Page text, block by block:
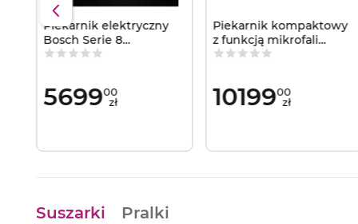
Piekarnik elektryczny
Bosch Serie 8
HBG7363B1
569900
zł
Piekarnik kompaktowy
z funkcją mikrofali
Siemens iQ700
varioSpeed Termoobieg
1019900
zł
Suszarki Pralki